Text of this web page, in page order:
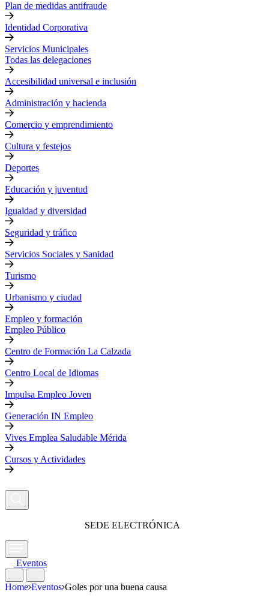
Plan de medidas antifraude
Identidad Corporativa
Servicios Municipales
Todas las delegaciones
Accesibilidad universal e inclusión
Administración y hacienda
Comercio y emprendimiento
Cultura y festejos
Deportes
Educación y juventud
Igualdad y diversidad
Seguridad y tráfico
Servicios Sociales y Sanidad
Turismo
Urbanismo y ciudad
Empleo y formación
Empleo Público
Centro de Formación La Calzada
Centro Local de Idiomas
Impulsa Empleo Joven
Generación IN Empleo
Vives Emplea Saludable Mérida
Cursos y Actividades
SEDE ELECTRÓNICA
Eventos
Home Eventos Goles por una buena causa